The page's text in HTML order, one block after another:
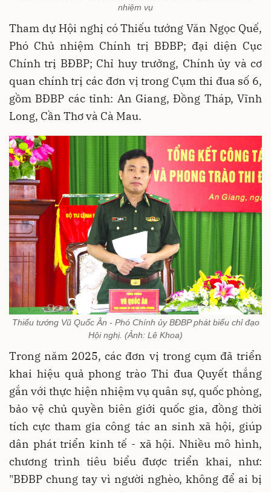
nhiệm vụ
Tham dự Hội nghị có Thiếu tướng Văn Ngọc Quế,
Phó Chủ nhiệm Chính trị BĐBP; đại diện Cục
Chính trị BĐBP; Chỉ huy trưởng, Chính ủy và cơ
quan chính trị các đơn vị trong Cụm thi đua số 6,
gồm BĐBP các tỉnh: An Giang, Đồng Tháp, Vĩnh
Long, Cần Thơ và Cà Mau.
Thiếu tướng Vũ Quốc Ân - Phó Chính ủy BĐBP phát biểu chỉ đạo
Hội nghị. (Ảnh: Lê Khoa)
Trong năm 2025, các đơn vị trong cụm đã triển
khai hiệu quả phong trào Thi đua Quyết thắng
gắn với thực hiện nhiệm vụ quân sự, quốc phòng,
bảo vệ chủ quyền biên giới quốc gia, đồng thời
tích cực tham gia công tác an sinh xã hội, giúp
dân phát triển kinh tế - xã hội. Nhiều mô hình,
chương trình tiêu biểu được triển khai, như:
"BĐBP chung tay vì người nghèo, không để ai bị